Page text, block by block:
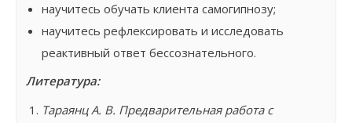
научитесь обучать клиента самогипнозу;
научитесь рефлексировать и исследовать
реактивный ответ бессознательного.
Литература:
Тараянц А. В. Предварительная работа с